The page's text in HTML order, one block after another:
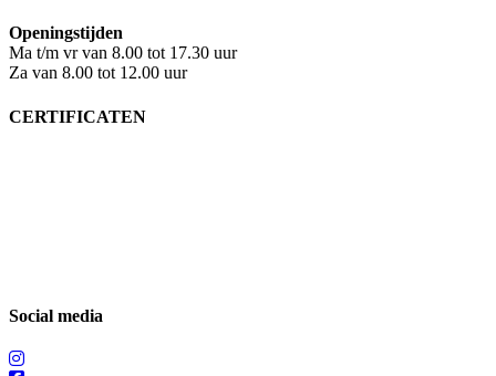
Openingstijden
Ma t/m vr van 8.00 tot 17.30 uur
Za van 8.00 tot 12.00 uur
CERTIFICATEN
Social media